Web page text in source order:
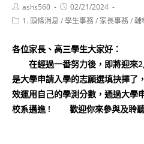
Post
author:
ashs560
Post
published:
02/21/2024
Post1. 頭條消息 /學生事務/ 家長事務/輔
各位家長、高三學生大家好：
在經過一番努力後，即將迎來2
是大學申請入學的志願選填抉擇了
效運用自己的學測分數，通過大學
校系邁進 ! 歡迎你來參與及聆